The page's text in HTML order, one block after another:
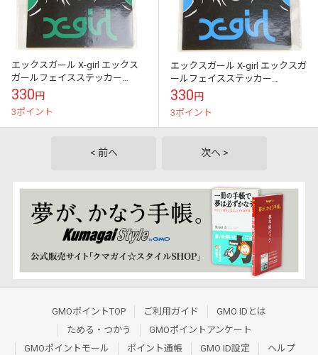
エックスガール X-girl エックス
ガールフェイスステッカー
[105253054026 FW25] X-girl
FACE S...
330円
3ポイント
エックスガール X-girl エックスガ
ールフェイスステッカー
[105253054026 FW25] X-girl FACE
S...
330円
3ポイント
< 前へ 次へ >
GMOポイントTOP ご利用ガイド
GMO IDとは
ためる・つかう
GMOポイントアンケート
GMOポイントモール
ポイント通帳 GMO ID設定
ヘルプ